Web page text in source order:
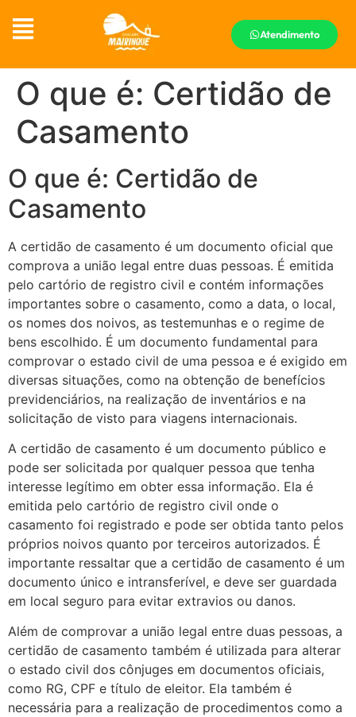
Atendimento
O que é: Certidão de
Casamento
O que é: Certidão de
Casamento
A certidão de casamento é um documento oficial que
comprova a união legal entre duas pessoas. É emitida
pelo cartório de registro civil e contém informações
importantes sobre o casamento, como a data, o local,
os nomes dos noivos, as testemunhas e o regime de
bens escolhido. É um documento fundamental para
comprovar o estado civil de uma pessoa e é exigido em
diversas situações, como na obtenção de benefícios
previdenciários, na realização de inventários e na
solicitação de visto para viagens internacionais.
A certidão de casamento é um documento público e
pode ser solicitada por qualquer pessoa que tenha
interesse legítimo em obter essa informação. Ela é
emitida pelo cartório de registro civil onde o
casamento foi registrado e pode ser obtida tanto pelos
próprios noivos quanto por terceiros autorizados. É
importante ressaltar que a certidão de casamento é um
documento único e intransferível, e deve ser guardada
em local seguro para evitar extravios ou danos.
Além de comprovar a união legal entre duas pessoas, a
certidão de casamento também é utilizada para alterar
o estado civil dos cônjuges em documentos oficiais,
como RG, CPF e título de eleitor. Ela também é
necessária para a realização de procedimentos como a